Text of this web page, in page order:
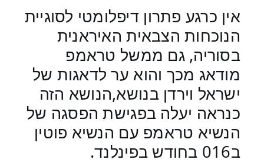
אין כרגע פתרון דיפלומטי לסוגיית
הנוכחות הצבאית האיראנית
בסוריה, גם ממשל טראמפ
מודאג מכך והוא ער לדאגות של
ישראל וירדן בנושא,הנושא הזה
כנראה יעלה בפגישת הפסגה של
הנשיא טראמפ עם הנשיא פוטין
ב016 בחודש בפינלנד.